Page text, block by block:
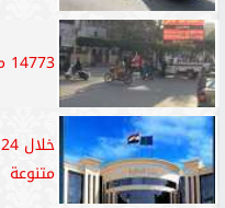
14773 مخالفة مرورية متنوعة خلال 24 ساعة
متنوعة